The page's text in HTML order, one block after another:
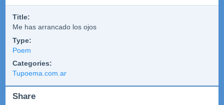
Title:
Me has arrancado los ojos
Type:
Poem
Categories:
Tupoema.com.ar
Share